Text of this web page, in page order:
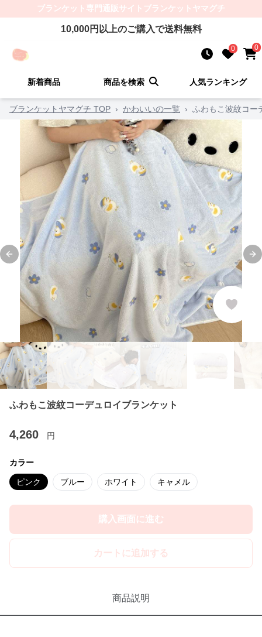
ブランケット 専門通販サイト ブランケットヤマグチ
10,000円以上のご購入で送料無料
0 0
新着商品 商品を検索 人気ランキング
ブランケットヤマグチ TOP › かわいいの一覧 › ふわもこ波紋コー
Previous slide
ふわもこ波紋コーデュロイブランケット
4,260 円
カラー
ピンク ブルー ホワイト キャメル
購入画面に進む
カートに追加する
商品説明